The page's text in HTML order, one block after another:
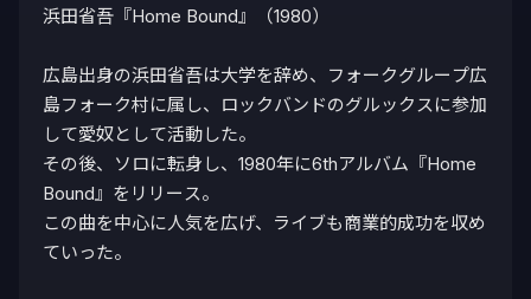
浜田省吾『Home Bound』（1980）
広島出身の浜田省吾は大学を辞め、フォークグループ広
島フォーク村に属し、ロックバンドのグルックスに参加
して愛奴として活動した。
その後、ソロに転身し、1980年に6thアルバム『Home
Bound』をリリース。
この曲を中心に人気を広げ、ライブも商業的成功を収め
ていった。